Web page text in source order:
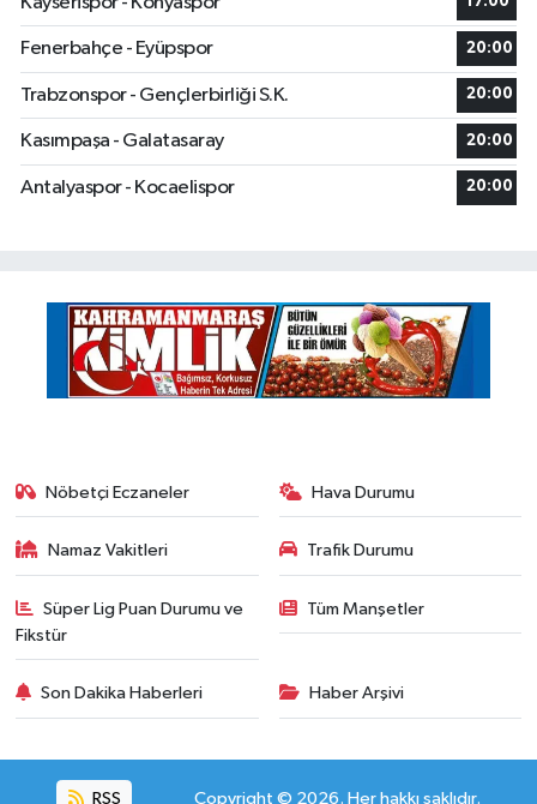
Fenerbahçe - Eyüpspor 20:00
Trabzonspor - Gençlerbirliği S.K. 20:00
Kasımpaşa - Galatasaray 20:00
Antalyaspor - Kocaelispor 20:00
Nöbetçi Eczaneler Hava Durumu
Namaz Vakitleri Trafik Durumu
Süper Lig Puan Durumu ve
Fikstür
Tüm Manşetler
Son Dakika Haberleri Haber Arşivi
RSS Copyright © 2026. Her hakkı saklıdır.